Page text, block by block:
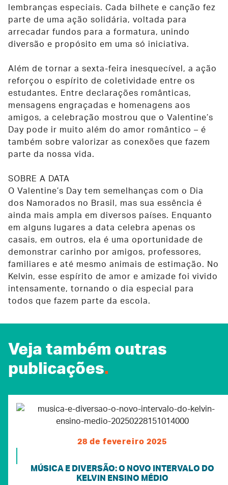
lembranças especiais. Cada bilhete e canção fez
parte de uma ação solidária, voltada para
arrecadar fundos para a formatura, unindo
diversão e propósito em uma só iniciativa.
Além de tornar a sexta-feira inesquecível, a ação
reforçou o espírito de coletividade entre os
estudantes. Entre declarações românticas,
mensagens engraçadas e homenagens aos
amigos, a celebração mostrou que o Valentine’s
Day pode ir muito além do amor romântico – é
também sobre valorizar as conexões que fazem
parte da nossa vida.
SOBRE A DATA
O Valentine’s Day tem semelhanças com o Dia
dos Namorados no Brasil, mas sua essência é
ainda mais ampla em diversos países. Enquanto
em alguns lugares a data celebra apenas os
casais, em outros, ela é uma oportunidade de
demonstrar carinho por amigos, professores,
familiares e até mesmo animais de estimação. No
Kelvin, esse espírito de amor e amizade foi vivido
intensamente, tornando o dia especial para
todos que fazem parte da escola.
Veja também outras
publicações.
28 de fevereiro 2025
MÚSICA E DIVERSÃO: O NOVO INTERVALO DO
KELVIN ENSINO MÉDIO